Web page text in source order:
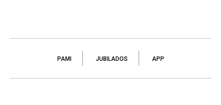
PAMI JUBILADOS APP